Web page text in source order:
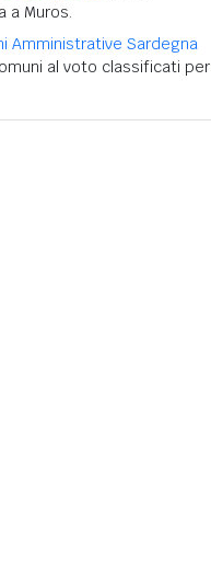
a Muros.
Amministrative Sardegna
al voto classificati per